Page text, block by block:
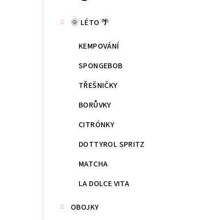
kategorie
🌞 LÉTO 🌴
KEMPOVÁNÍ
SPONGEBOB
TŘEŠNIČKY
BORŮVKY
CITRÓNKY
DOTTYROL SPRITZ
MATCHA
LA DOLCE VITA
OBOJKY